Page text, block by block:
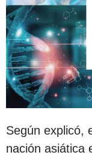
Según explicó,
nación asiática